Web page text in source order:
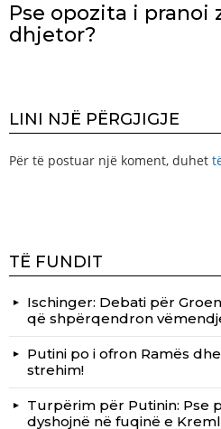
Pse opozita i
dhjetor?
LINI NJË PËRGJIGJE
Për të postuar një koment, duhet
TË FUNDIT
Ischinger: Debati për
që shpërqendron
Putini po i ofron Ramës
strehim!
Turpërim për Putinin: Pse
dyshojnë në fuqinë e